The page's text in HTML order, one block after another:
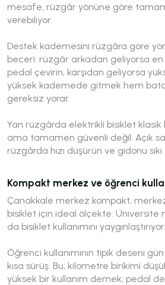
mesafe, rüzgâr yönüne göre
verebiliyor.
Destek kademesini rüzgâra göre
beceri: rüzgâr arkadan geliyorsa
pedal çevirin, karşıdan geliyorsa
yüksek kademede gitmek hem
gereksiz yorar.
Yan rüzgârda elektrikli bisiklet
ama tamamen güvenli değil. Açık
rüzgârda hızı düşürün ve gidonu sıkı
Kompakt merkez ve öğrenci
Çanakkale merkez kompakt;
bisiklet için ideal ölçekte. Üniversite
da bisiklet kullanımını yaygınlaştırıyor.
Öğrenci kullanımının tipik deseni
kısa sürüş. Bu, kilometre birikimi
yüksek bir kullanım demek; pedal